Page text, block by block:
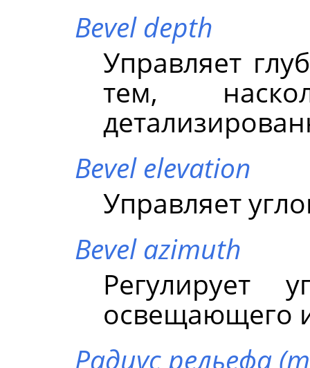
Bevel depth
Управляет
тем,
Bevel elevation
Управляет
Bevel azimuth
Регулирует
освещающего
Радиус рельефа